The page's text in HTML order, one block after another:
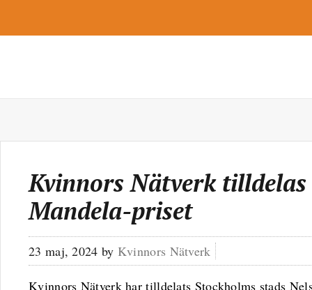
Kvinnors Nätverk tilldelas
Mandela-priset
23 maj, 2024 by Kvinnors Nätverk
Kvinnors Nätverk har tilldelats Stockholms stads